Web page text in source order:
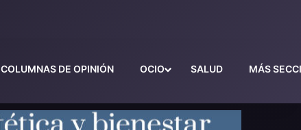
COLUMNAS DE OPINIÓN OCIO SALUD MÁS